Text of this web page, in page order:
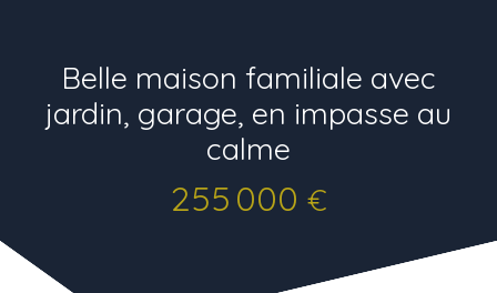
Belle maison familiale avec
jardin, garage, en impasse au
calme
255 000 €